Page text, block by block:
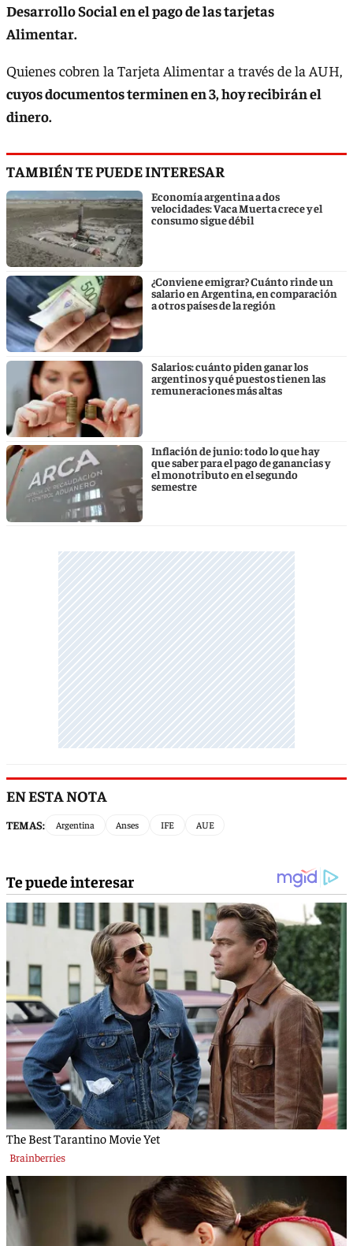
Desarrollo Social en el pago de las tarjetas
Alimentar.
Quienes cobren la Tarjeta Alimentar a través de la AUH,
cuyos documentos terminen en 3, hoy recibirán el
dinero.
TAMBIÉN TE PUEDE INTERESAR
Economía argentina a dos
velocidades: Vaca Muerta crece y el
consumo sigue débil
¿Conviene emigrar? Cuánto rinde un
salario en Argentina, en comparación
a otros países de la región
Salarios: cuánto piden ganar los
argentinos y qué puestos tienen las
remuneraciones más altas
Inflación de junio: todo lo que hay
que saber para el pago de ganancias y
el monotributo en el segundo
semestre
EN ESTA NOTA
TEMAS: Argentina Anses IFE AUE